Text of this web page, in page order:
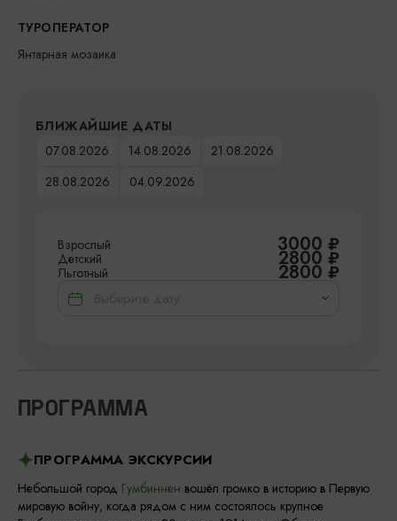
ТУРОПЕРАТОР
Янтарная мозаика
БЛИЖАЙШИЕ ДАТЫ
07.08.2026
14.08.2026
21.08.2026
28.08.2026
04.09.2026
Взрослый 3000 ₽
Детский 2800 ₽
Льготный 2800 ₽
ПРОГРАММА
ПРОГРАММА ЭКСКУРСИИ
Небольшой город Гумбиннен вошёл громко в историю в Первую
мировую войну, когда рядом с ним состоялось крупное